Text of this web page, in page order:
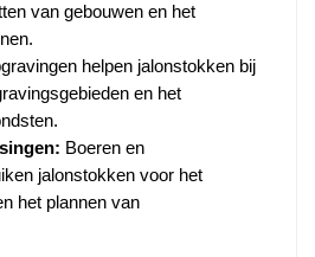
van gebouwen en het
helpen jalonstokken bij
en het
Boeren en
jalonstokken voor het
het plannen van